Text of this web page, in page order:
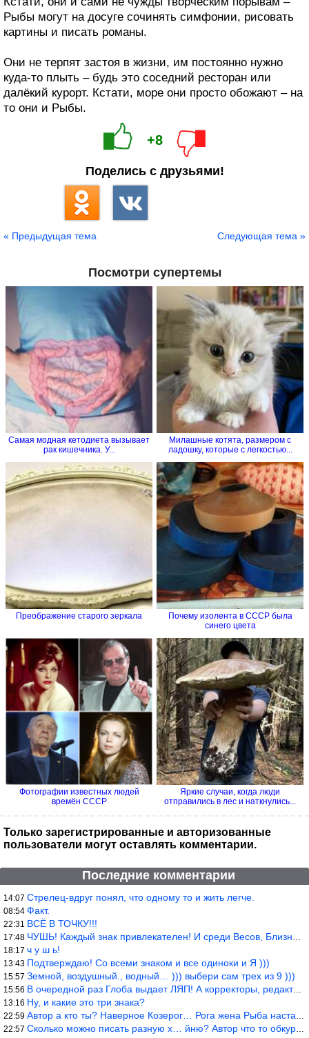
Рыбы могут на досуге сочинять симфонии, рисовать
картины и писать романы.
Они не терпят застоя в жизни, им постоянно нужно
куда-то плыть – будь это соседний ресторан или
далёкий курорт. Кстати, море они просто обожают – на
то они и Рыбы.
+8
Поделись с друзьями!
« Предыдущая тема Следующая тема »
Посмотри супертемы
Самая модная кетодиета вызывает
рак кишечника. У...
Милашные котята, размером с
ладошку, которые с легкостью...
Преображение старого зеркала
Почему изолента в СССР была
синего цвета
Фотографии известных людей
времён СССР
Яркие случаи, когда люди
отправились в лес и наткнулись...
Только зарегистрированные и авторизованные
пользователи могут оставлять комментарии.
Последние комментарии
14:07 Стрелец-вдруг понял, что одному то и жить легче.
08:54 Факт.
22:31 ВСЁ В ТОЧКУ!!!
17:48 ЧУШЬ! Каждый знак привлекателен! И среди Весов, Близнецов встреч
18:17 ч у ш ь!
13:43 Подтверждаю! Со всеми знаком и все одиноки и Я )))
15:57 Земной, воздушный., водный… ))) выбери сам трех из 9 )))
15:56 В очередной раз Глоба выдает ЛЯП! А корректоры, редакторы пропус
13:16 Ну, и какие это три знака?
22:59 Автор а кто ты? Наверное Козерог… Рога жена Рыба наставила ))
22:57 Сколько можно писать разную х… йню? Автор что то обкурился?